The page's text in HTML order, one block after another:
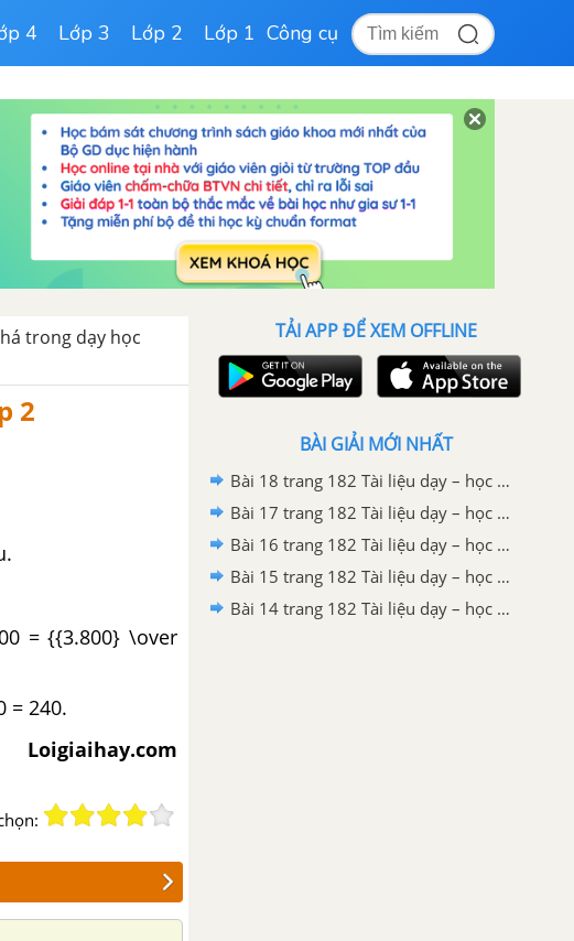
4 Lớp 3 Lớp 2 Lớp 1 Công cụ
trong dạy học
2
= {{3.800} \over
= 240.
Loigiaihay.com
TẢI APP ĐỂ XEM OFFLINE
BÀI GIẢI MỚI NHẤT
Bài 18 trang 182 Tài liệu dạy – học toán 6 tập 1
Bài 17 trang 182 Tài liệu dạy – học toán 6 tập 1
Bài 16 trang 182 Tài liệu dạy – học toán 6 tập 1
Bài 15 trang 182 Tài liệu dạy – học toán 6 tập 1
Bài 14 trang 182 Tài liệu dạy – học toán 6 tập 1